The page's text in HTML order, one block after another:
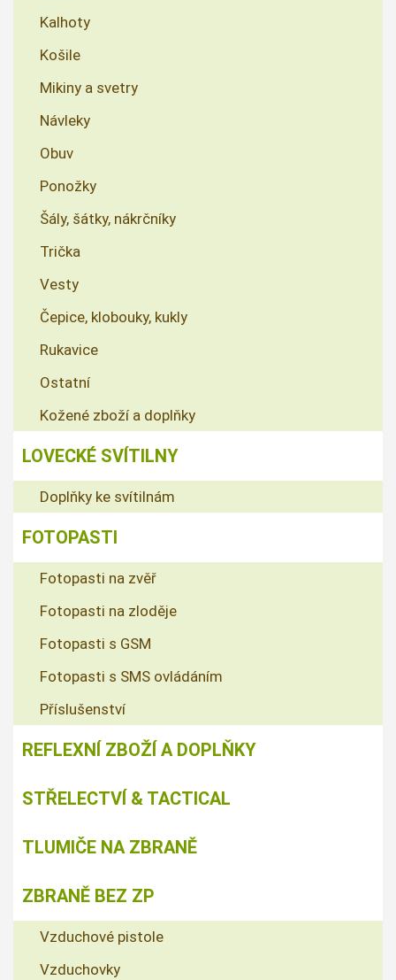
Kalhoty
Košile
Mikiny a svetry
Návleky
Obuv
Ponožky
Šály, šátky, nákrčníky
Trička
Vesty
Čepice, klobouky, kukly
Rukavice
Ostatní
Kožené zboží a doplňky
LOVECKÉ SVÍTILNY
Doplňky ke svítilnám
FOTOPASTI
Fotopasti na zvěř
Fotopasti na zloděje
Fotopasti s GSM
Fotopasti s SMS ovládáním
Příslušenství
REFLEXNÍ ZBOŽÍ A DOPLŇKY
STŘELECTVÍ & TACTICAL
TLUMIČE NA ZBRANĚ
ZBRANĚ BEZ ZP
Vzduchové pistole
Vzduchovky